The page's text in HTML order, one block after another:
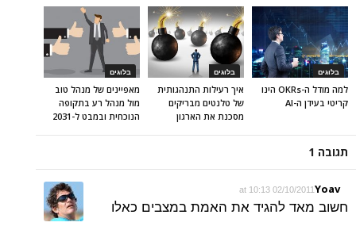
בלוגים
מאפיינים של מנהל טוב
מול מנהל רע בתקופה
הנוכחית ובמבט ל-2031
בלוגים
איך רעילות התנהגותית
של טלנטים מבריקים
מסכנת את הארגון
בלוגים
למה מודל ה-OKRs הינו
קריטי בעידן ה-AI
תגובה 1
Yoav
02/10/2011 at 10:13
חשוב מאד להגיד את האמת במצבים כאלו